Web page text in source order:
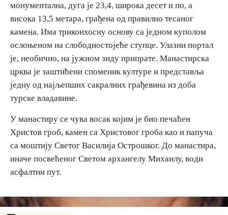
монументална, дуга је 23,4, широка десет и по, а
висока 13,5 метара, грађена од правилно тесаног
камена. Има триконхосну основу са једном куполом
ослоњеном на слободностојеће ступце. Улазни портал
је, необично, на јужном зиду припрате. Манастирска
црква је заштићени споменик културе и представља
једну од најљепших сакралних грађевина из доба
турске владавине.
У манастиру се чува восак којим је био печаћен
Христов гроб, камен са Христовог гроба као и папуча
са моштију Светог Василија Острошког. До манастира,
иначе посвећеног Светом архангелу Михаилу, води
асфалтни пут.